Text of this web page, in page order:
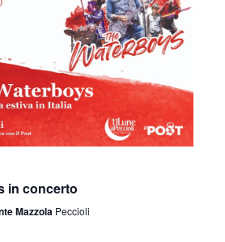
in concerto
Mazzola Peccioli